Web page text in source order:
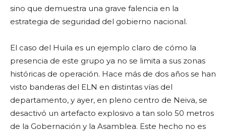
sino que demuestra una grave falencia en la
estrategia de seguridad del gobierno nacional.
El caso del Huila es un ejemplo claro de cómo la
presencia de este grupo ya no se limita a sus zonas
históricas de operación. Hace más de dos años se han
visto banderas del ELN en distintas vías del
departamento, y ayer, en pleno centro de Neiva, se
desactivó un artefacto explosivo a tan solo 50 metros
de la Gobernación y la Asamblea. Este hecho no es